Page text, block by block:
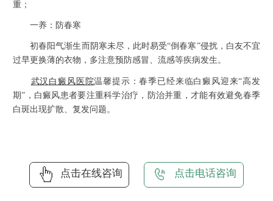
重；
一养：防春寒
初春阳气渐生而阴寒未尽，此时易受“倒春寒”侵扰，白友不宜
过早更换薄的衣物，多注意预防感冒、流感等疾病发生。
武汉白癜风医院温馨提示：春季已经来临白癜风迎来“高发
期”，白癜风患者要注重科学治疗，防治并重，才能有效避免春季
白斑出现扩散、复发问题。
点击在线咨询 点击电话咨询